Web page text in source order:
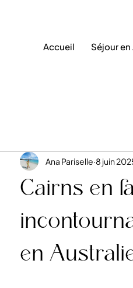
Accueil Séjour
Cairns en
en
Ana Pariselle 8 juin